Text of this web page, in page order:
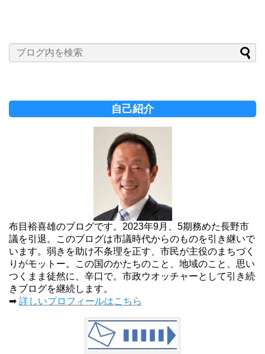
自己紹介
布目裕喜雄のブログです。2023年9月、5期務めた長野市
議を引退。このブログは市議時代からのものを引き継いで
います。弱きを助け不条理を正す、市民が主役のまちづく
りがモットー。この国のかたちのこと、地域のこと、思い
つくまま徒然に、辛口で。市政ウオッチャーとして引き続
きブログを継続します。
➡ 詳しいプロフィールはこちら